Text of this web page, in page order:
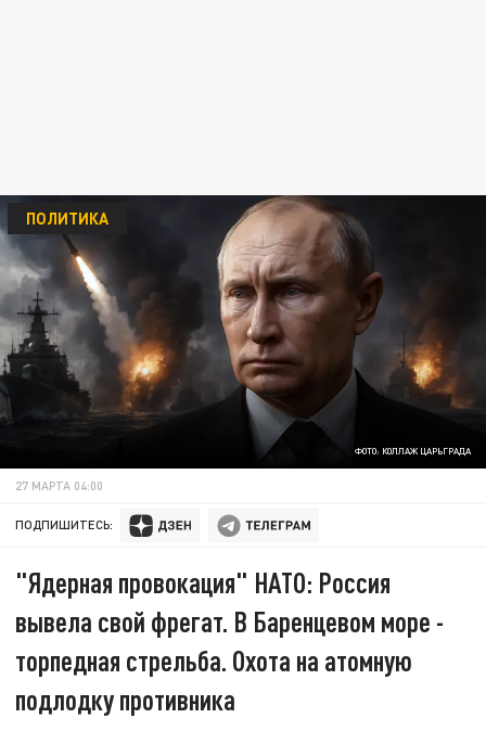
ФОТО: КОЛЛАЖ ЦАРЬГРАДА
ПОЛИТИКА
27 МАРТА 04:00
ПОДПИШИТЕСЬ:
"Ядерная провокация" НАТО: Россия
вывела свой фрегат. В Баренцевом море -
торпедная стрельба. Охота на атомную
подлодку противника